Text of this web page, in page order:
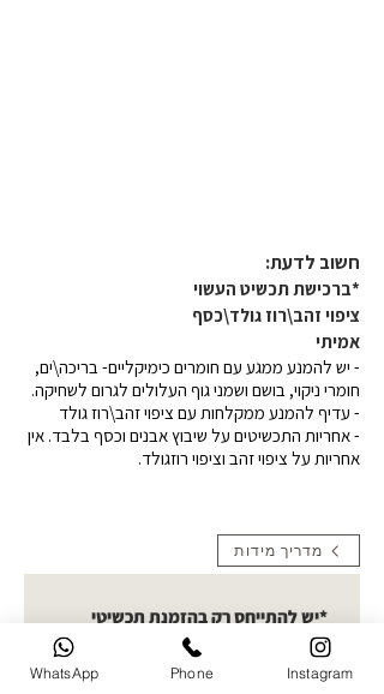
חשוב לדעת:​
*ברכישת תכשיט העשוי
ציפוי זהב\רוז גולד\כסף
אמיתי
- יש להמנע ממגע עם חומרים כימיקליים- בריכה\ים,
חומרי ניקוי, בושם ושמני גוף העלולים לגרום לשחיקה.
- עדיף להמנע ממקלחות עם ציפוי זהב\רוז גולד
- אחריות התכשיטים על שיבוץ אבנים וכסף בלבד. אין
אחריות על ציפוי זהב וציפוי רוזגולד.
מדריך מידות
*יש להתייחס רק בהזמנת תכשיטי
תמונה העלאת תמונות- קולקציית
חריטות תמונה בחרו תמונה ברורה
להעלאה. ניתן לעלות עד 5 תמונותWhatsApp Phone Instagram